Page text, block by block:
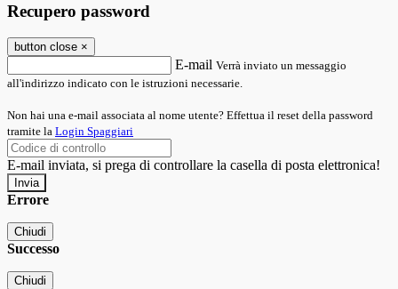
Recupero password
button close ×
E-mail Verrà inviato un messaggio
all'indirizzo indicato con le istruzioni necessarie.
Non hai una e-mail associata al nome utente? Effettua il reset della password
tramite la Login Spaggiari
E-mail inviata, si prega di controllare la casella di posta elettronica!
Errore
Chiudi
Successo
Chiudi